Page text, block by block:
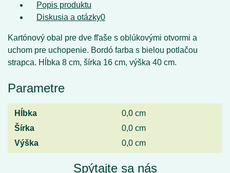
Popis produktu
Diskusia a otázky0
Kartónový obal pre dve fľaše s oblúkovými otvormi a
uchom pre uchopenie. Bordó farba s bielou potlačou
strapca. Hĺbka 8 cm, šírka 16 cm, výška 40 cm.
Parametre
Hĺbka
0,0 cm
Šírka
0,0 cm
Výška
0,0 cm
Spýtajte sa nás